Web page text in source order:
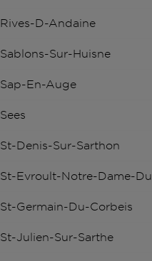
Rives-D-Andaine
Sablons-Sur-Huisne
Sap-En-Auge
Sees
St-Denis-Sur-Sarthon
St-Evroult-Notre-Dame-Du
St-Germain-Du-Corbeis
St-Julien-Sur-Sarthe